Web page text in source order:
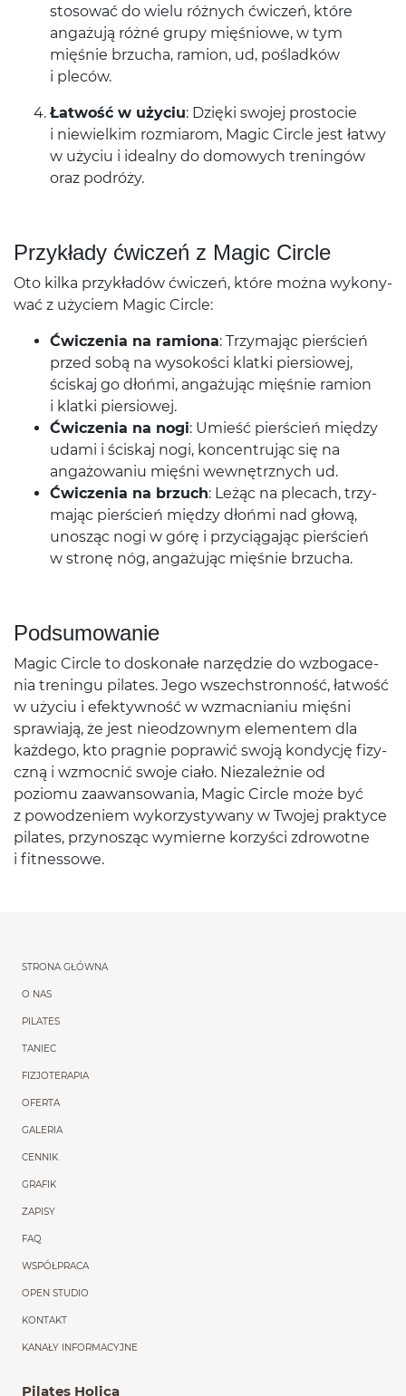
stosować do wielu różnych ćwiczeń, które
angażują różné grupy mięśniowe, w tym
mięśnie brzucha, ramion, ud, poślad­ków
i pleców.
Łat­wość w uży­ciu: Dzięki swo­jej pros­to­cie
i niewielkim rozmi­arom, Magic Cir­cle jest łatwy
w uży­ciu i ide­alny do domowych tren­ingów
oraz podróży.
Przykłady ćwiczeń z Magic Circle
Oto kilka przykładów ćwiczeń, które można wykony­
wać z uży­ciem Magic Circle:
Ćwiczenia na ramiona: Trzy­ma­jąc pierś­cień
przed sobą na wysokości klatki pier­siowej,
ściskaj go dłońmi, angażu­jąc mięśnie ramion
i klatki piersiowej.
Ćwiczenia na nogi: Umieść pierś­cień między
udami i ściskaj nogi, kon­cen­tru­jąc się na
angażowa­niu mięśni wewnętrznych ud.
Ćwiczenia na brzuch: Leżąc na ple­cach, trzy­
ma­jąc pierś­cień między dłońmi nad głową,
unosząc nogi w górę i przy­cią­ga­jąc pierś­cień
w stronę nóg, angażu­jąc mięśnie brzucha.
Pod­sumowanie
Magic Cir­cle to doskon­ałe narzędzie do wzbo­gace­
nia treningu pilates. Jego wszech­stron­ność, łat­wość
w uży­ciu i efek­ty­wność w wzmac­ni­a­niu mięśni
spraw­iają, że jest nieod­zownym ele­mentem dla
każdego, kto prag­nie poprawić swoją kondy­cję fizy­
czną i wzmoc­nić swoje ciało. Nieza­leżnie od
poziomu zaawan­sowa­nia, Magic Cir­cle może być
z powodze­niem wyko­rzysty­wany w Two­jej prak­tyce
pilates, przynosząc wymierne korzyści zdrowotne
i fitnessowe.
Menu główne
STRONA GŁÓWNA
O NAS
PILATES
TANIEC
FIZJOTERAPIA
OFERTA
GALERIA
CENNIK
GRAFIK
ZAPISY
FAQ
WSPÓŁPRACA
OPEN STUDIO
KONTAKT
KANAŁY INFORMACYJNE
Pilates Holica